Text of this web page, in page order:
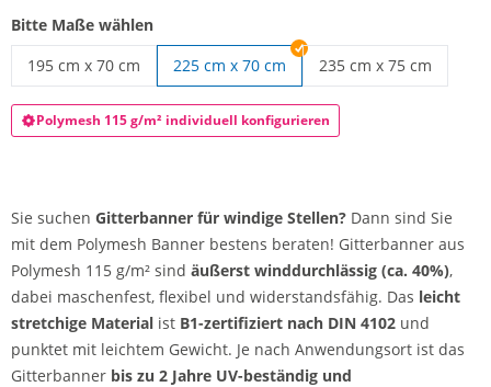
Bitte Maße wählen
195 cm x 70 cm
225 cm x 70 cm
235 cm x 75 cm
Polymesh 115 g/m² individuell konfigurieren
Sie suchen Gitterbanner für windige Stellen? Dann sind Sie
mit dem Polymesh Banner bestens beraten! Gitterbanner aus
Polymesh 115 g/m² sind äußerst winddurchlässig (ca. 40%),
dabei maschenfest, flexibel und widerstandsfähig. Das leicht
stretchige Material ist B1-zertifiziert nach DIN 4102 und
punktet mit leichtem Gewicht. Je nach Anwendungsort ist das
Gitterbanner bis zu 2 Jahre UV-beständig und